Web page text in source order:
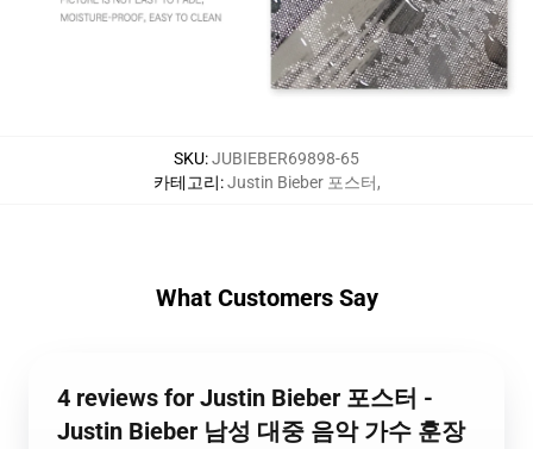
SKU:JUBIEBER69898-65
카테고리:Justin Bieber 포스터,
What Customers Say
4 reviews for Justin Bieber 포스터 -
Justin Bieber 남성 대중 음악 가수 훈장